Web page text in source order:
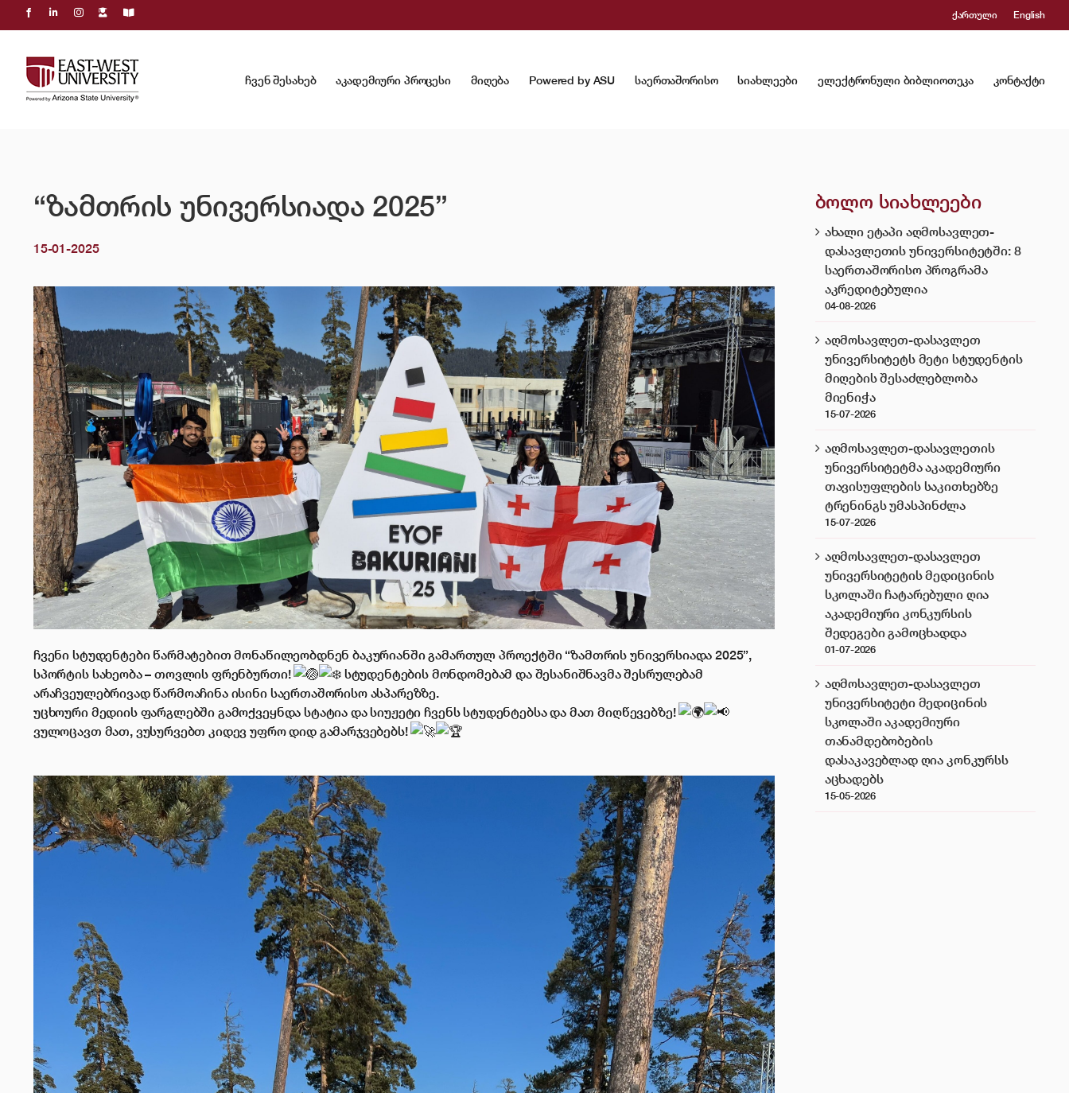
to
ქართული English
ჩვენ შესახებ აკადემიური პროცესი მიღება Powered by ASU საერთაშორისო სიახლეები ელექტრონული ბიბლიოთეკა კონტაქტი
“ზამთრის უნივერსიადა 2025”
15-01-2025
ჩვენი სტუდენტები წარმატებით მონაწილეობდნენ ბაკურიანში გამართულ პროექტში “ზამთრის უნივერსიადა 2025”,
სპორტის სახეობა – თოვლის ფრენბურთი!
სტუდენტების მონდომებამ და შესანიშნავმა შესრულებამ
არაჩვეულებრივად წარმოაჩინა ისინი საერთაშორისო ასპარეზზე.
უცხოური მედიის ფარგლებში გამოქვეყნდა სტატია და სიუჟეტი ჩვენს სტუდენტებსა და მათ მიღწევებზე!
ვულოცავთ მათ, ვუსურვებთ კიდევ უფრო დიდ გამარჯვებებს!
ბოლო სიახლეები
ახალი ეტაპი აღმოსავლეთ-
დასავლეთის უნივერსიტეტში: 8
საერთაშორისო პროგრამა
აკრედიტებულია
04-08-2026
აღმოსავლეთ-დასავლეთ
უნივერსიტეტს მეტი სტუდენტის
მიღების შესაძლებლობა
მიენიჭა
15-07-2026
აღმოსავლეთ-დასავლეთის
უნივერსიტეტმა აკადემიური
თავისუფლების საკითხებზე
ტრენინგს უმასპინძლა
15-07-2026
აღმოსავლეთ-დასავლეთ
უნივერსიტეტის მედიცინის
სკოლაში ჩატარებული ღია
აკადემიური კონკურსის
შედეგები გამოცხადდა
01-07-2026
აღმოსავლეთ-დასავლეთ
უნივერსიტეტი მედიცინის
სკოლაში აკადემიური
თანამდებობების
დასაკავებლად ღია კონკურსს
აცხადებს
15-05-2026